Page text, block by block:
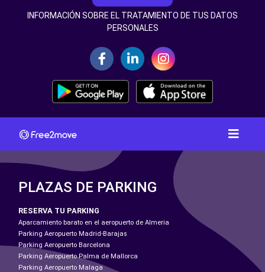
INFORMACIÓN SOBRE EL TRATAMIENTO DE TUS DATOS
PERSONALES
PLAZAS DE PARKING
RESERVA TU PARKING
Aparcamiento barato en el aeropuerto de Almeria
Parking Aeropuerto Madrid-Barajas
Parking Aeropuerto Barcelona
Parking Aeropuerto Palma de Mallorca
Parking Aeropuerto Malaga